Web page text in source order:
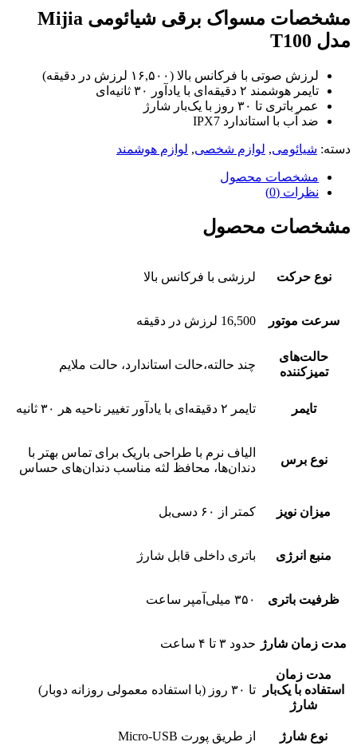
مشخصات مسواک برقی شیائومی Mijia
مدل T100
لرزش صوتی با فرکانس بالا (۱۶,۵۰۰ لرزش در دقیقه)
تایمر هوشمند ۲ دقیقه‌ای با یادآور ۳۰ ثانیه‌ای
عمر باتری تا ۳۰ روز با یک‌بار شارژ
ضد آب با استاندارد IPX7
دسته: شیائومی, لوازم شخصی, لوازم هوشمند
مشخصات محصول
نظرات (0)
مشخصات محصول
نوع حرکت لرزشی با فرکانس بالا
سرعت موتور 16,500 لرزش در دقیقه
حالت‌های
تمیزکننده
چند حالته،حالت استاندارد، حالت ملایم
تایمر تایمر ۲ دقیقه‌ای با یادآور تغییر ناحیه هر ۳۰ ثانیه
نوع برس
الیاف نرم با طراحی باریک برای تماس بهتر با
دندان‌ها، محافظ لثه مناسب دندان‌های حساس
میزان نویز کمتر از ۶۰ دسی‌بل
منبع انرژی باتری داخلی قابل شارژ
ظرفیت باتری ۳۵۰ میلی‌آمپر ساعت
مدت زمان شارژ حدود ۳ تا ۴ ساعت
مدت زمان
استفاده با یک‌بار
شارژ
تا ۳۰ روز (با استفاده معمولی روزانه دوبار)
نوع شارژ از طریق پورت Micro-USB